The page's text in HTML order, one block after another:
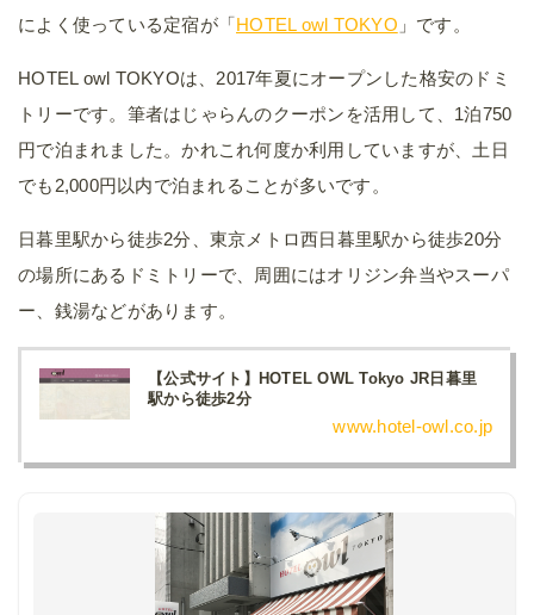
によく使っている定宿が「HOTEL owl TOKYO 」です。
HOTEL owl TOKYOは、2017年夏にオープンした格安のドミ
トリーです。筆者はじゃらんのクーポンを活用して、1泊750
円で泊まれました。かれこれ何度か利用していますが、土日
でも2,000円以内で泊まれることが多いです。
日暮里駅から徒歩2分、東京メトロ西日暮里駅から徒歩20分
の場所にあるドミトリーで、周囲にはオリジン弁当やスーパ
ー、銭湯などがあります。
【公式サイト】HOTEL OWL Tokyo JR日暮里
駅から徒歩2分
www.hotel-owl.co.jp